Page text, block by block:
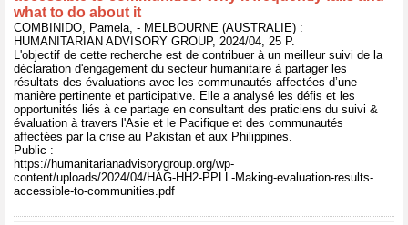
what to do about it
COMBINIDO, Pamela, - MELBOURNE (AUSTRALIE) :
HUMANITARIAN ADVISORY GROUP, 2024/04, 25 P.
L'objectif de cette recherche est de contribuer à un meilleur suivi de la
déclaration d'engagement du secteur humanitaire à partager les
résultats des évaluations avec les communautés affectées d’une
manière pertinente et participative. Elle a analysé les défis et les
opportunités liés à ce partage en consultant des praticiens du suivi &
évaluation à travers l'Asie et le Pacifique et des communautés
affectées par la crise au Pakistan et aux Philippines.
Public :
https://humanitarianadvisorygroup.org/wp-
content/uploads/2024/04/HAG-HH2-PPLL-Making-evaluation-results-
accessible-to-communities.pdf